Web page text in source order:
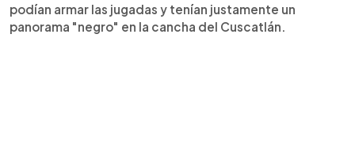
podían armar las jugadas y tenían justamente un
panorama "negro" en la cancha del Cuscatlán.